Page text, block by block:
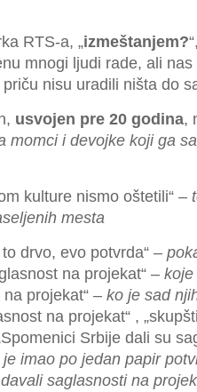
RTS-a, „izmeštanjem?
mnogi ljudi rade, ali
nisu uradili ništa do
usvojen pre 20 godina,
momci i devojke koji ga
kulture nismo oštetili“ –
mesta
drvo, evo potvrda“ –
na projekat“ – koje
projekat“ – ko je sad
na projekat“ ,
Srbije dali su
imao po jedan papir
saglasnosti na